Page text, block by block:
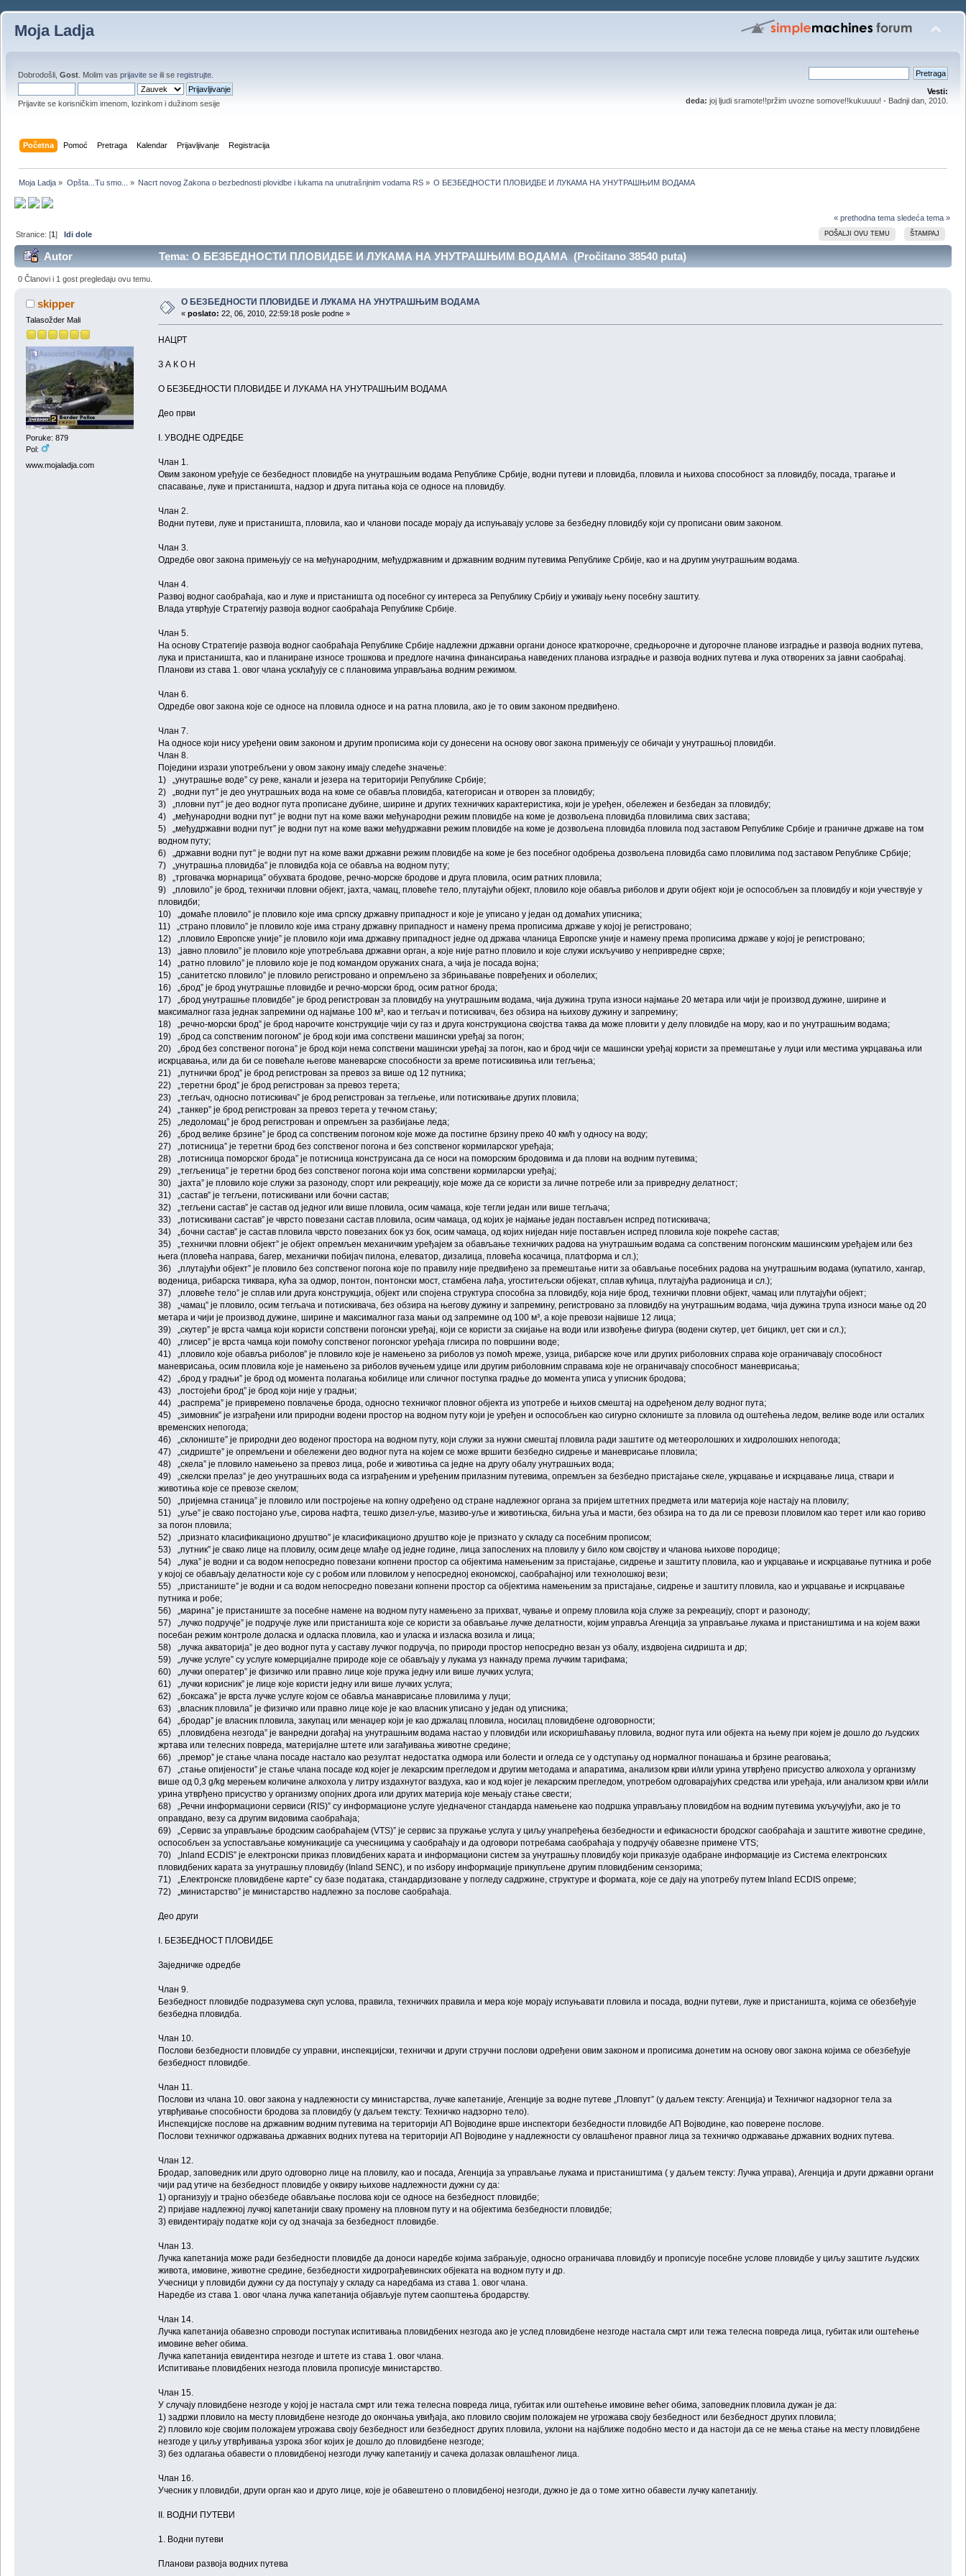
Moja Ladja
Dobrodošli, Gost . Molim vas prijavite se ili se registrujte
Prijavite se korisničkim imenom, lozinkom i dužinom sesije
Vesti:
deda: joj ljudi sramote!!pržim uvozne somove!!kukuuuu! - Badnji dan, 2010.
Početna Pomoć Pretraga Kalendar Prijavljivanje Registracija
Moja Ladja » Opšta...Tu smo... » Nacrt novog Zakona o bezbednosti plovidbe i lukama na unutrašnjnim vodama RS» О БЕЗБЕДНОСТИ ПЛОВИДБЕ И ЛУКАМА НА УНУТРАШЊИМ ВОДАМА
« prethodna tema sledeća tema »
POŠALJI OVU TEMU ŠTAMPAJ
Stranice: [1]Idi dole
Autor Tema: О БЕЗБЕДНОСТИ ПЛОВИДБЕ И ЛУКАМА НА УНУТРАШЊИМ ВОДАМА (Pročitano 38540 puta)
0 Članovi i 1 gost pregledaju ovu temu.
skipper
Talasožder Mali
Poruke: 879
Pol:
www.mojaladja.com
О БЕЗБЕДНОСТИ ПЛОВИДБЕ И ЛУКАМА НА УНУТРАШЊИМ ВОДАМА
« poslato: 22, 06, 2010, 22:59:18 posle podne »
НАЦРТ
З А К О Н
О БЕЗБЕДНОСТИ ПЛОВИДБЕ И ЛУКАМА НА УНУТРАШЊИМ ВОДАМА
Део први
I. УВОДНЕ ОДРЕДБЕ
Члан 1.
Овим законом уређује се безбедност пловидбе на унутрашњим водама Републике Србије, водни путеви и пловидба, пловила и њихова способност за пловидбу, посада, трагање и
спасавање, луке и пристаништа, надзор и друга питања која се односе на пловидбу.
Члан 2.
Водни путеви, луке и пристаништа, пловила, као и чланови посаде морају да испуњавају услове за безбедну пловидбу који су прописани овим законом.
Члан 3.
Одредбе овог закона примењују се на међународним, међудржавним и државним водним путевима Републике Србије, као и на другим унутрашњим водама.
Члан 4.
Развој водног саобраћаја, као и луке и пристаништа од посебног су интереса за Републику Србију и уживају њену посебну заштиту.
Влада утврђује Стратегију развоја водног саобраћаја Републике Србије.
Члан 5.
На основу Стратегије развоја водног саобраћаја Републике Србије надлежни државни органи доносе краткорочне, средњорочне и дугорочне планове изградње и развоја водних путева,
лука и пристаништа, као и планиране износе трошкова и предлоге начина финансирања наведених планова изградње и развоја водних путева и лука отворених за јавни саобраћај.
Планови из става 1. овог члана усклађују се с плановима управљања водним режимом.
Члан 6.
Одредбе овог закона које се односе на пловила односе и на ратна пловила, ако је то овим законом предвиђено.
Члан 7.
На односе који нису уређени овим законом и другим прописима који су донесени на основу овог закона примењују се обичаји у унутрашњој пловидби.
Члан 8.
Поједини изрази употребљени у овом закону имају следеће значење:
1) „унутрашње воде” су реке, канали и језера на територији Републике Србије;
2) „водни пут” је део унутрашњих вода на коме се обавља пловидба, категорисан и отворен за пловидбу;
3) „пловни пут” је део водног пута прописане дубине, ширине и других техничких карактеристика, који је уређен, обележен и безбедан за пловидбу;
4) „међународни водни пут” је водни пут на коме важи међународни режим пловидбе на коме је дозвољена пловидба пловилима свих застава;
5) „међудржавни водни пут” је водни пут на коме важи међудржавни режим пловидбе на коме је дозвољена пловидба пловила под заставом Републике Србије и граничне државе на том
водном путу;
6) „државни водни пут” је водни пут на коме важи државни режим пловидбе на коме је без посебног одобрења дозвољена пловидба само пловилима под заставом Републике Србије;
7) „унутрашња пловидба” је пловидба која се обавља на водном путу;
8) „трговачка морнарица” обухвата бродове, речно-морске бродове и друга пловила, осим ратних пловила;
9) „пловило” је брод, технички пловни објект, јахта, чамац, пловеће тело, плутајући објект, пловило које обавља риболов и други објект који је оспособљен за пловидбу и који учествује у
пловидби;
10) „домаће пловило” је пловило које има српску државну припадност и које је уписано у један од домаћих уписника;
11) „страно пловило” је пловило које има страну државну припадност и намену према прописима државе у којој је регистровано;
12) „пловило Европске уније” је пловило који има државну припадност једне од држава чланица Европске уније и намену према прописима државе у којој је регистровано;
13) „јавно пловило” је пловило које употребљава државни орган, а које није ратно пловило и које служи искључиво у непривредне сврхе;
14) „ратно пловило” је пловило које је под командом оружаних снага, а чија је посада војна;
15) „санитетско пловило” је пловило регистровано и опремљено за збрињавање повређених и оболелих;
16) „брод” је брод унутрашње пловидбе и речно-морски брод, осим ратног брода;
17) „брод унутрашње пловидбе” је брод регистрован за пловидбу на унутрашњим водама, чија дужина трупа износи најмање 20 метара или чији је производ дужине, ширине и
максималног газа једнак запремини од најмање 100 м³, као и тегљач и потискивач, без обзира на њихову дужину и запремину;
18) „речно-морски брод” је брод нарочите конструкције чији су газ и друга конструкциона својства таква да може пловити у делу пловидбе на мору, као и по унутрашњим водама;
19) „брод са сопственим погоном” је брод који има сопствени машински уређај за погон;
20) „брод без сопственог погона” је брод који нема сопствени машински уређај за погон, као и брод чији се машински уређај користи за премештање у луци или местима укрцавања или
искрцавања, или да би се повећале његове маневарске способности за време потискивиња или тегљења;
21) „путнички брод” је брод регистрован за превоз за више од 12 путника;
22) „теретни брод” је брод регистрован за превоз терета;
23) „тегљач, односно потискивач” је брод регистрован за тегљење, или потискивање других пловила;
24) „танкер” је брод регистрован за превоз терета у течном стању;
25) „ледоломац” је брод регистрован и опремљен за разбијање леда;
26) „брод велике брзине” је брод са сопственим погоном које може да постигне брзину преко 40 км/h у односу на воду;
27) „потисница” је теретни брод без сопственог погона и без сопственог кормиларског уређаја;
28) „потисница поморског брода” је потисница конструисана да се носи на поморским бродовима и да плови на водним путевима;
29) „тегљеница” је теретни брод без сопственог погона који има сопствени кормиларски уређај;
30) „јахта” је пловило које служи за разоноду, спорт или рекреацију, које може да се користи за личне потребе или за привредну делатност;
31) „састав” је тегљени, потискивани или бочни састав;
32) „тегљени састав” је састав од једног или више пловила, осим чамаца, које тегли један или више тегљача;
33) „потискивани састав” је чврсто повезани састав пловила, осим чамаца, од којих је најмање један постављен испред потискивача;
34) „бочни састав” је састав пловила чврсто повезаних бок уз бок, осим чамаца, од којих ниједан није постављен испред пловила које покреће састав;
35) „технички пловни објект” је објект опремљен механичким уређајем за обављање техничких радова на унутрашњим водама са сопственим погонским машинским уређајем или без
њега (пловећа направа, багер, механички побијач пилона, елеватор, дизалица, пловећа косачица, платформа и сл.);
36) „плутајући објект” је пловило без сопственог погона које по правилу није предвиђено за премештање нити за обављање посебних радова на унутрашњим водама (купатило, хангар,
воденица, рибарска тиквара, кућа за одмор, понтон, понтонски мост, стамбена лађа, угоститељски објекат, сплав кућица, плутајућа радионица и сл.);
37) „пловеће тело” је сплав или друга конструкција, објект или спојена структура способна за пловидбу, која није брод, технички пловни објект, чамац или плутајући објект;
38) „чамац” је пловило, осим тегљача и потискивача, без обзира на његову дужину и запремину, регистровано за пловидбу на унутрашњим водама, чија дужина трупа износи мање од 20
метара и чији је производ дужине, ширине и максималног газа мањи од запремине од 100 м³, а које превози највише 12 лица;
39) „скутер” је врста чамца који користи сопствени погонски уређај, који се користи за скијање на води или извођење фигура (водени скутер, џет бицикл, џет ски и сл.);
40) „глисер” је врста чамца који помоћу сопственог погонског уређаја глисира по површини воде;
41) „пловило које обавља риболов” је пловило које је намењено за риболов уз помоћ мреже, узица, рибарске коче или других риболовних справа које ограничавају способност
маневрисања, осим пловила које је намењено за риболов вучењем удице или другим риболовним справама које не ограничавају способност маневрисања;
42) „брод у градњи” је брод од момента полагања кобилице или сличног поступка градње до момента уписа у уписник бродова;
43) „постојећи брод” је брод који није у градњи;
44) „распрема” је привремено повлачење брода, односно техничког пловног објекта из употребе и њихов смештај на одређеном делу водног пута;
45) „зимовник” је изграђени или природни водени простор на водном путу који је уређен и оспособљен као сигурно склониште за пловила од оштећења ледом, велике воде или осталих
временских непогода;
46) „склониште” је природни део воденог простора на водном путу, који служи за нужни смештај пловила ради заштите од метеоролошких и хидролошких непогода;
47) „сидриште” је опремљени и обележени део водног пута на којем се може вршити безбедно сидрење и маневрисање пловила;
48) „скела” је пловило намењено за превоз лица, робе и животиња са једне на другу обалу унутрашњих вода;
49) „скелски прелаз” је део унутрашњих вода са изграђеним и уређеним прилазним путевима, опремљен за безбедно пристајање скеле, укрцавање и искрцавање лица, ствари и
животиња које се превозе скелом;
50) „пријемна станица” је пловило или постројење на копну одређено од стране надлежног органа за пријем штетних предмета или материја које настају на пловилу;
51) „уље” је свако постојано уље, сирова нафта, тешко дизел-уље, мазиво-уље и животињска, биљна уља и масти, без обзира на то да ли се превози пловилом као терет или као гориво
за погон пловила;
52) „признато класификационо друштво” је класификационо друштво које је признато у складу са посебним прописом;
53) „путник” је свако лице на пловилу, осим деце млађе од једне године, лица запослених на пловилу у било ком својству и чланова њихове породице;
54) „лука” је водни и са водом непосредно повезани копнени простор са објектима намењеним за пристајање, сидрење и заштиту пловила, као и укрцавање и искрцавање путника и робе
у којој се обављају делатности које су с робом или пловилом у непосредној економској, саобраћајној или технолошкој вези;
55) „пристаниште” је водни и са водом непосредно повезани копнени простор са објектима намењеним за пристајање, сидрење и заштиту пловила, као и укрцавање и искрцавање
путника и робе;
56) „марина” је пристаниште за посебне намене на водном путу намењено за прихват, чување и опрему пловила која служе за рекреацију, спорт и разоноду;
57) „лучко подручје” је подручје луке или пристаништа које се користи за обављање лучке делатности, којим управља Агенција за управљање лукама и пристаништима и на којем важи
посебан режим контроле доласка и одласка пловила, као и уласка и изласка возила и лица;
58) „лучка акваторија” је део водног пута у саставу лучког подручја, по природи простор непосредно везан уз обалу, издвојена сидришта и др;
59) „лучке услуге” су услуге комерцијалне природе које се обављају у лукама уз накнаду према лучким тарифама;
60) „лучки оператер” је физичко или правно лице које пружа једну или више лучких услуга;
61) „лучки корисник” је лице које користи једну или више лучких услуга;
62) „боксажа” је врста лучке услуге којом се обавља манаврисање пловилима у луци;
63) „власник пловила” је физичко или правно лице које је као власник уписано у један од уписника;
64) „бродар” је власник пловила, закупац или менаџер који је као држалац пловила, носилац пловидбене одговорности;
65) „пловидбена незгода” је ванредни догађај на унутрашњим водама настао у пловидби или искоришћавању пловила, водног пута или објекта на њему при којем је дошло до људских
жртава или телесних повреда, материјалне штете или загађивања животне средине;
66) „премор” је стање члана посаде настало као резултат недостатка одмора или болести и огледа се у одступању од нормалног понашања и брзине реаговања;
67) „стање опијености” је стање члана посаде код којег је лекарским прегледом и другим методама и апаратима, анализом крви и/или урина утврђено присуство алкохола у организму
више од 0,3 g/kg мерењем количине алкохола у литру издахнутог ваздуха, као и код којег је лекарским прегледом, употребом одговарајућих средства или уређаја, или анализом крви и/или
урина утврђено присуство у организму опојних дрога или других материја које мењају стање свести;
68) „Речни информациони сервиси (RIS)” су информационе услуге уједначеног стандарда намењене као подршка управљању пловидбом на водним путевима укључујући, ако је то
оправдано, везу са другим видовима саобраћаја;
69) „Сервис за управљање бродским саобраћајем (VTS)” је сервис за пружање услуга у циљу унапређења безбедности и ефикасности бродског саобраћаја и заштите животне средине,
оспособљен за успостављање комуникације са учесницима у саобраћају и да одговори потребама саобраћаја у подручју обавезне примене VTS;
70) „Inland ECDIS” је електронски приказ пловидбених карата и информациони систем за унутрашњу пловидбу који приказује одабране информације из Система електронских
пловидбених карата за унутрашњу пловидбу (Inland SENC), и по избору информације прикупљене другим пловидбеним сензорима;
71) „Електронске пловидбене карте” су базе података, стандардизоване у погледу садржине, структуре и формата, које се дају на употребу путем Inland ECDIS опреме;
72) „министарство” је министарство надлежно за послове саобраћаја.
Део други
I. БЕЗБЕДНОСТ ПЛОВИДБЕ
Заједничке одредбе
Члан 9.
Безбедност пловидбе подразумева скуп услова, правила, техничких правила и мера које морају испуњавати пловила и посада, водни путеви, луке и пристаништа, којима се обезбеђује
безбедна пловидба.
Члан 10.
Послови безбедности пловидбе су управни, инспекцијски, технички и други стручни послови одређени овим законом и прописима донетим на основу овог закона којима се обезбеђује
безбедност пловидбе.
Члан 11.
Послови из члана 10. овог закона у надлежности су министарства, лучке капетаније, Агенције за водне путеве „Пловпут” (у даљем тексту: Агенција) и Техничког надзорног тела за
утврђивање способности бродова за пловидбу (у даљем тексту: Техничко надзорно тело).
Инспекцијске послове на државним водним путевима на територији АП Војводине врше инспектори безбедности пловидбе АП Војводине, као поверене послове.
Послови техничког одржавања државних водних путева на територији АП Војводине у надлежности су овлашћеног правног лица за техничко одржавање државних водних путева.
Члан 12.
Бродар, заповедник или друго одговорно лице на пловилу, као и посада, Агенција за управљање лукама и пристаништима ( у даљем тексту: Лучка управа), Агенција и други државни органи
чији рад утиче на безбедност пловидбе у оквиру њихове надлежности дужни су да:
1) организују и трајно обезбеде обављање послова који се односе на безбедност пловидбе;
2) пријаве надлежној лучкој капетанији сваку промену на пловном путу и на објектима безбедности пловидбе;
3) евидентирају податке који су од значаја за безбедност пловидбе.
Члан 13.
Лучка капетанија може ради безбедности пловидбе да доноси наредбе којима забрањује, односно ограничава пловидбу и прописује посебне услове пловидбе у циљу заштите људских
живота, имовине, животне средине, безбедности хидрограђевинских објеката на водном путу и др.
Учесници у пловидби дужни су да поступају у складу са наредбама из става 1. овог члана.
Наредбе из става 1. овог члана лучка капетанија објављује путем саопштења бродарству.
Члан 14.
Лучка капетанија обавезно спроводи поступак испитивања пловидбених незгода ако је услед пловидбене незгоде настала смрт или тежа телесна повреда лица, губитак или оштећење
имовине већег обима.
Лучка капетанија евидентира незгоде и штете из става 1. овог члана.
Испитивање пловидбених незгода пловила прописује министарство.
Члан 15.
У случају пловидбене незгоде у којој је настала смрт или тежа телесна повреда лица, губитак или оштећење имовине већег обима, заповедник пловила дужан је да:
1) задржи пловило на месту пловидбене незгоде до окончања увиђаја, ако пловило својим положајем не угрожава своју безбедност или безбедност других пловила;
2) пловило које својим положајем угрожава своју безбедност или безбедност других пловила, уклони на најближе подобно место и да настоји да се не мења стање на месту пловидбене
незгоде у циљу утврђивања узрока због којих је дошло до пловидбене незгоде;
3) без одлагања обавести о пловидбеној незгоди лучку капетанију и сачека долазак овлашћеног лица.
Члан 16.
Учесник у пловидби, други орган као и друго лице, које је обавештено о пловидбеној незгоди, дужно је да о томе хитно обавести лучку капетанију.
II. ВОДНИ ПУТЕВИ
1. Водни путеви
Планови развоја водних путева